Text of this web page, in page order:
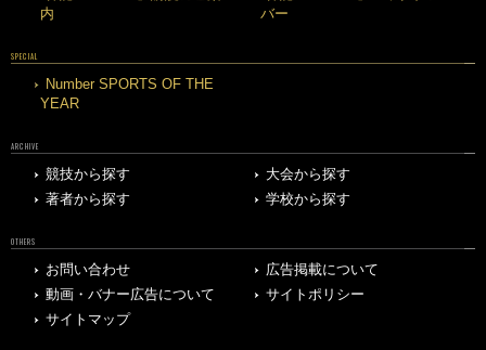
内
バー
SPECIAL
Number SPORTS OF THE
YEAR
ARCHIVE
競技から探す
大会から探す
著者から探す
学校から探す
OTHERS
お問い合わせ
広告掲載について
動画・バナー広告について
サイトポリシー
サイトマップ